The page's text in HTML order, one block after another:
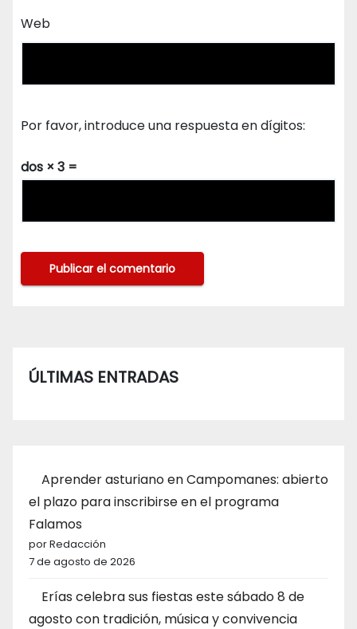
Web
Por favor, introduce una respuesta en dígitos:
dos × 3 =
ÚLTIMAS ENTRADAS
Aprender asturiano en Campomanes: abierto
el plazo para inscribirse en el programa
Falamos
por Redacción
7 de agosto de 2026
Erías celebra sus fiestas este sábado 8 de
agosto con tradición, música y convivencia